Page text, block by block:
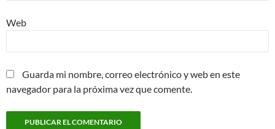
Web
Guarda mi nombre, correo electrónico y web en este
navegador para la próxima vez que comente.